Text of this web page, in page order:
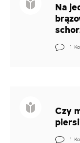
Na
1
Czy
1